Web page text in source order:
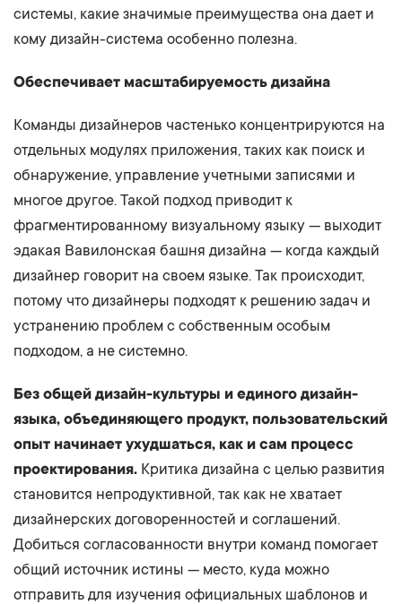
системы, какие значимые преимущества она дает и
кому дизайн-система особенно полезна.
Обеспечивает масштабируемость дизайна
Команды дизайнеров частенько концентрируются на
отдельных модулях приложения, таких как поиск и
обнаружение, управление учетными записями и
многое другое. Такой подход приводит к
фрагментированному визуальному языку — выходит
эдакая Вавилонская башня дизайна — когда каждый
дизайнер говорит на своем языке. Так происходит,
потому что дизайнеры подходят к решению задач и
устранению проблем с собственным особым
подходом, а не системно.
Без общей дизайн-культуры и единого дизайн-
языка, объединяющего продукт, пользовательский
опыт начинает ухудшаться, как и сам процесс
проектирования. Критика дизайна с целью развития
становится непродуктивной, так как не хватает
дизайнерских договоренностей и соглашений.
Добиться согласованности внутри команд помогает
общий источник истины — место, куда можно
отправить для изучения официальных шаблонов и